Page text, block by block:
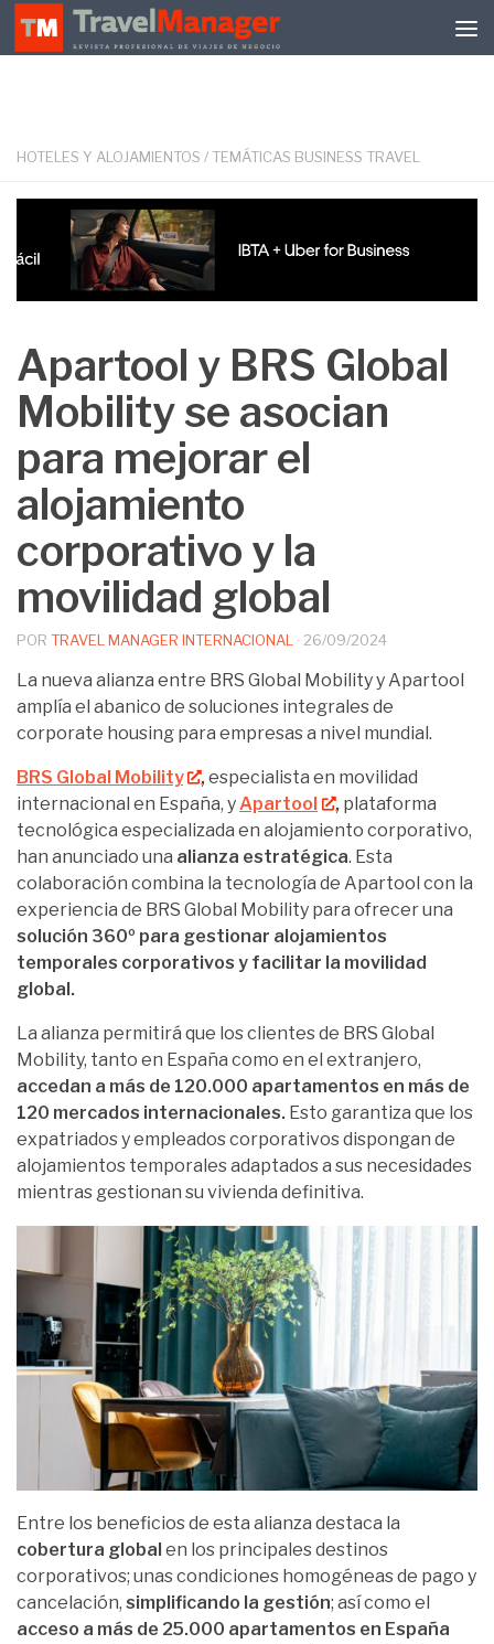
Debajo del contenido
HOTELES Y ALOJAMIENTOS / TEMÁTICAS BUSINESS TRAVEL
Apartool y BRS Global
Mobility se asocian
para mejorar el
alojamiento
corporativo y la
movilidad global
POR TRAVEL MANAGER INTERNACIONAL · 26/09/2024
La nueva alianza entre BRS Global Mobility y Apartool
amplía el abanico de soluciones integrales de
corporate housing para empresas a nivel mundial.
BRS Global Mobility , especialista en movilidad
internacional en España, y Apartool , plataforma
tecnológica especializada en alojamiento corporativo,
han anunciado una alianza estratégica. Esta
colaboración combina la tecnología de Apartool con la
experiencia de BRS Global Mobility para ofrecer una
solución 360º para gestionar alojamientos
temporales corporativos y facilitar la movilidad
global.
La alianza permitirá que los clientes de BRS Global
Mobility, tanto en España como en el extranjero,
accedan a más de 120.000 apartamentos en más de
120 mercados internacionales. Esto garantiza que los
expatriados y empleados corporativos dispongan de
alojamientos temporales adaptados a sus necesidades
mientras gestionan su vivienda definitiva.
Entre los beneficios de esta alianza destaca la
cobertura global en los principales destinos
corporativos; unas condiciones homogéneas de pago y
cancelación, simplificando la gestión; así como el
acceso a más de 25.000 apartamentos en España